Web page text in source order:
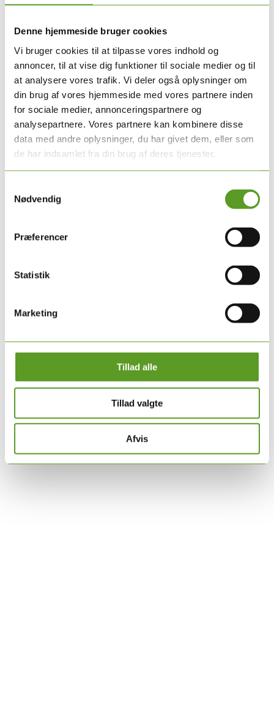
Denne hjemmeside bruger cookies
Vi bruger cookies til at tilpasse vores indhold og
annoncer, til at vise dig funktioner til sociale medier og til
at analysere vores trafik. Vi deler også oplysninger om
din brug af vores hjemmeside med vores partnere inden
for sociale medier, annonceringspartnere og
analysepartnere. Vores partnere kan kombinere disse
data med andre oplysninger, du har givet dem, eller som
de har indsamlet fra din brug af deres tjenester.
Nødvendig
Præferencer
Statistik
Marketing
Tillad alle
Tillad valgte
Afvis
Ulla Schierup Nielsen (Skizofreni)
Anders Jørgensen (ECT)
Anne Katrine Pagsberg (ECT)
Katrine A. Nielsen (SundK)
Mette Hedelund (Referent)
Jens Winther Jensen (Mødeleder)
Inger Brødsgaard (SundK)
Afbud:
René E. Nielsen (Bipolar)
Signe During (IDD)